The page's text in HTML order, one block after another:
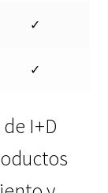
✓
✓
I+D